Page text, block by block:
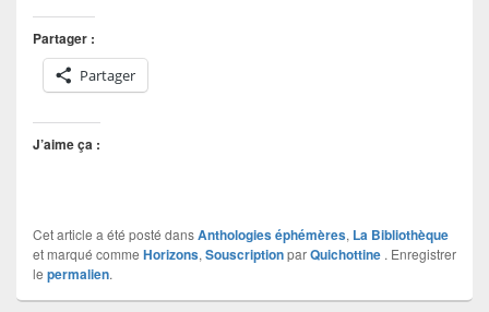
Partager :
Partager
J’aime ça :
Cet article a été posté dansAnthologies éphémères, La Bibliothèque
et marqué comme Horizons, SouscriptionparQuichottine . Enregistrer
le permalien.